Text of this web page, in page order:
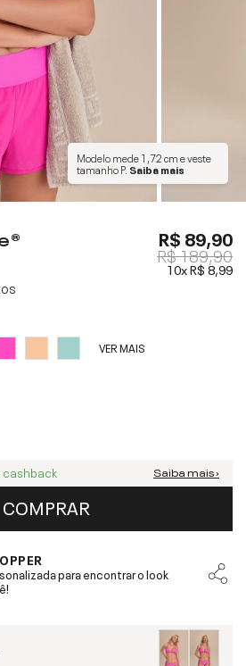
Modelo mede1,72 cme veste
tamanhoP. Saiba mais
R$ 89,90
R$ 189,90
10xR$ 8,99
VER MAIS
cashback Saiba mais ›
COMPRAR
para encontrar o look